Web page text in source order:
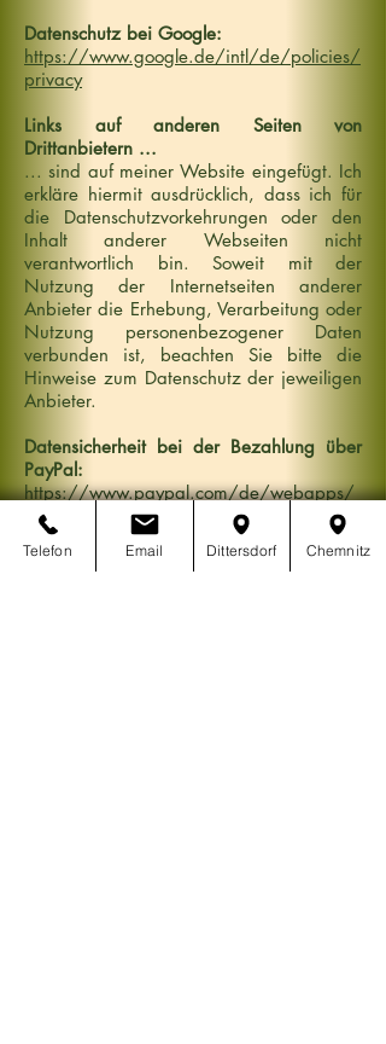
Datenschutz bei Google:
https://www.google.de/intl/de/policies/
privacy
Links auf anderen Seiten von
Drittanbietern ...
... sind auf meiner Website eingefügt. Ich
erkläre hiermit ausdrücklich, dass ich für
die Datenschutzvorkehrungen oder den
Inhalt anderer Webseiten nicht
verantwortlich bin. Soweit mit der
Nutzung der Internetseiten anderer
Anbieter die Erhebung, Verarbeitung oder
Nutzung personenbezogener Daten
verbunden ist, beachten Sie bitte die
Hinweise zum Datenschutz der jeweiligen
Anbieter.
Datensicherheit bei der Bezahlung über
PayPal:
https://www.paypal.com/de/webapps/
mpp/why-paypal-is-safe
Änderungen der Datenschutzerklärung ...
Telefon Email Dittersdorf Chemnitz